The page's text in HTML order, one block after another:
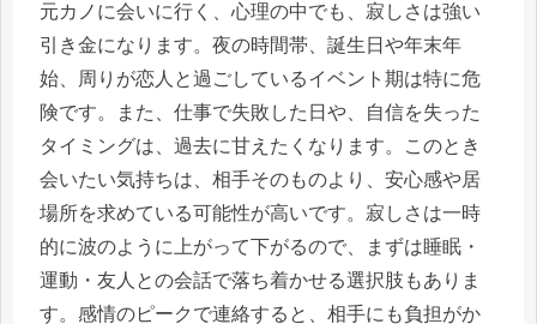
元カノに会いに行く、心理の中でも、寂しさは強い
引き金になります。夜の時間帯、誕生日や年末年
始、周りが恋人と過ごしているイベント期は特に危
険です。また、仕事で失敗した日や、自信を失った
タイミングは、過去に甘えたくなります。このとき
会いたい気持ちは、相手そのものより、安心感や居
場所を求めている可能性が高いです。寂しさは一時
的に波のように上がって下がるので、まずは睡眠・
運動・友人との会話で落ち着かせる選択肢もありま
す。感情のピークで連絡すると、相手にも負担がか